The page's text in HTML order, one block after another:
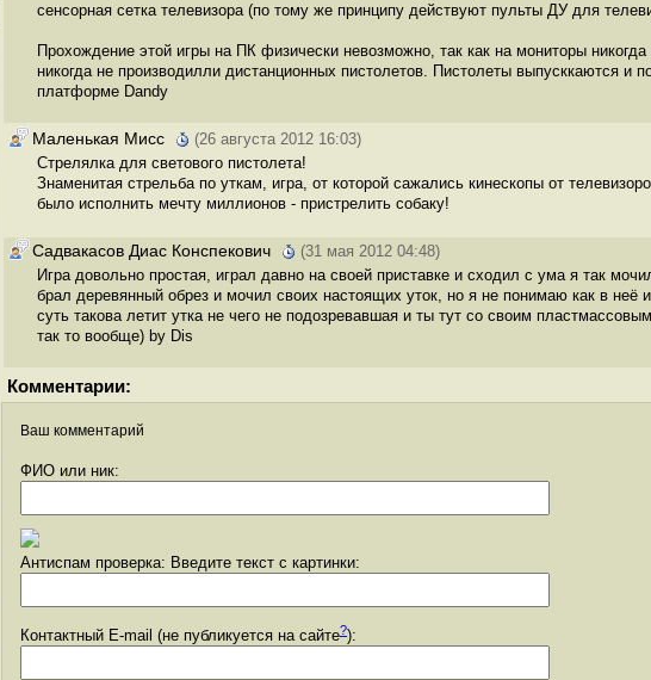
сенсорная сетка телевизора (по тому же принципу действуют пульты ДУ для
Прохождение этой игры на ПК физически невозможно, так как на мониторы
никогда не производилли дистанционных пистолетов. Пистолеты выпусккаются и
платформе Dandy
Маленькая Мисс
(26 августа 2012 16:03)
Стрелялка для светового пистолета!
Знаменитая стрельба по уткам, игра, от которой сажались кинескопы от
было исполнить мечту миллионов - пристрелить собаку!
Садвакасов Диас Конспекович
(31 мая 2012 04:48)
Игра довольно простая, играл давно на своей приставке и сходил с ума я так
брал деревянный обрез и мочил своих настоящих уток, но я не понимаю как в неё
суть такова летит утка не чего не подозревавшая и ты тут со своим
так то вообще) by Dis
Комментарии:
Ваш комментарий
ФИО или ник:
Антиспам проверка: Введите текст с картинки:
Контактный E-mail (не публикуется на сайте?):